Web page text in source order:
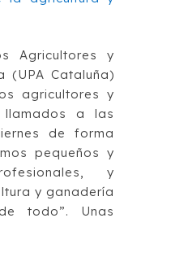
Agricultores y
(UPA Cataluña)
agricultores y
llamados a las
de forma
pequeños y
y
y ganadería
todo”. Unas